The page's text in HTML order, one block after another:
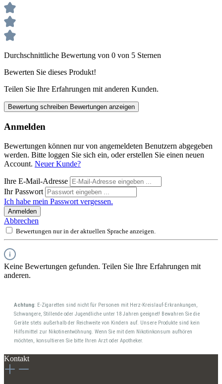
Durchschnittliche Bewertung von 0 von 5 Sternen
Bewerten Sie dieses Produkt!
Teilen Sie Ihre Erfahrungen mit anderen Kunden.
Bewertung schreiben Bewertungen anzeigen
Anmelden
Bewertungen können nur von angemeldeten Benutzern abgegeben
werden. Bitte loggen Sie sich ein, oder erstellen Sie einen neuen
Account. Neuer Kunde?
Ihre E-Mail-Adresse
Ihr Passwort
Ich habe mein Passwort vergessen.
Anmelden
Abbrechen
Bewertungen nur in der aktuellen Sprache anzeigen.
Keine Bewertungen gefunden. Teilen Sie Ihre Erfahrungen mit
anderen.
Achtung: E-Zigaretten sind nicht für Personen mit Herz-Kreislauf-Erkrankungen,
Schwangere, Stillende oder Jugendliche unter 18 Jahren geeignet! Bewahren Sie die
Geräte stets außerhalb der Reichweite von Kindern auf. Unsere Produkte sind kein
Hilfsmittel zur Nikotinentwöhnung. Wenn Sie mit dem Nikotinkonsum aufhören
möchten, konsultieren Sie bitte Ihren Arzt oder Apotheker.
Kontakt